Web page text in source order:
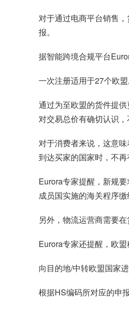
对于通过电商平台销售
报。
据智能跨境合规平台
一次注册适用于27个欧
通过为至欧盟的货件提
对交易总价有确切认识
对于消费者来说，这意
到达买家的国家时，不
Eurora专家提醒，新规
成员国实施的海关程序
另外，物流运营商需要
Eurora专家还提醒，欧
向目的地/中转欧盟国家
根据HS编码所对应的申